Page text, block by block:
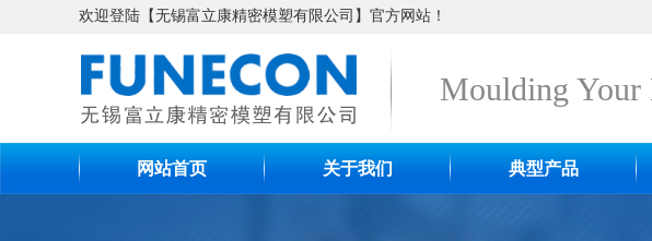
欢迎登陆【无锡富立康精密模塑有限公司】官方网站！
Moulding Your
网站首页 关于我们 典型产品